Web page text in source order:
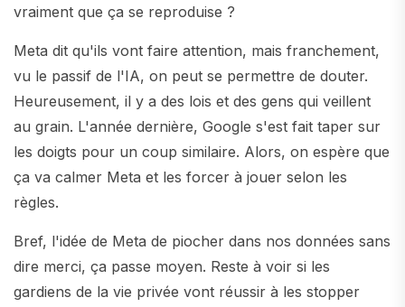
vraiment que ça se reproduise ?
Meta dit qu'ils vont faire attention, mais franchement,
vu le passif de l'IA, on peut se permettre de douter.
Heureusement, il y a des lois et des gens qui veillent
au grain. L'année dernière, Google s'est fait taper sur
les doigts pour un coup similaire. Alors, on espère que
ça va calmer Meta et les forcer à jouer selon les
règles.
Bref, l'idée de Meta de piocher dans nos données sans
dire merci, ça passe moyen. Reste à voir si les
gardiens de la vie privée vont réussir à les stopper